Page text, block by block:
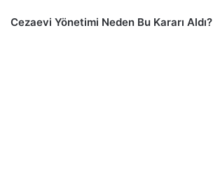
Cezaevi Yönetimi Neden Bu Kararı Aldı?